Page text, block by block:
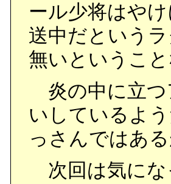
ール少将はや
送中だという
無いということ
炎の中に立つ
いしているよ
っさんではある
次回は気にな